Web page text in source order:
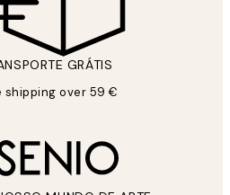
GRÁTIS
shipping over 59 €